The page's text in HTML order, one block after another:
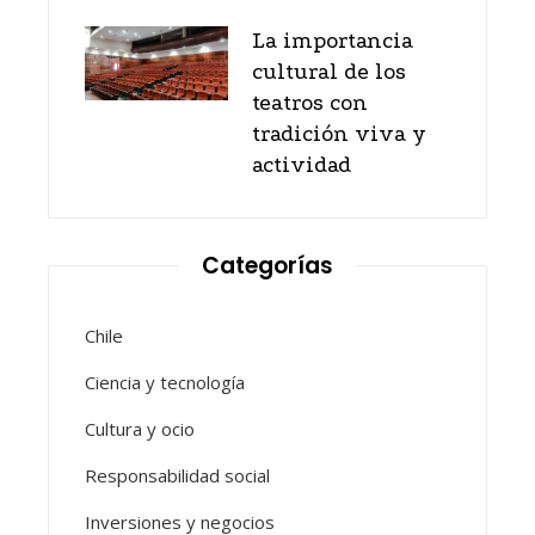
La importancia
cultural de los
teatros con
tradición viva y
actividad
Categorías
Chile
Ciencia y tecnología
Cultura y ocio
Responsabilidad social
Inversiones y negocios